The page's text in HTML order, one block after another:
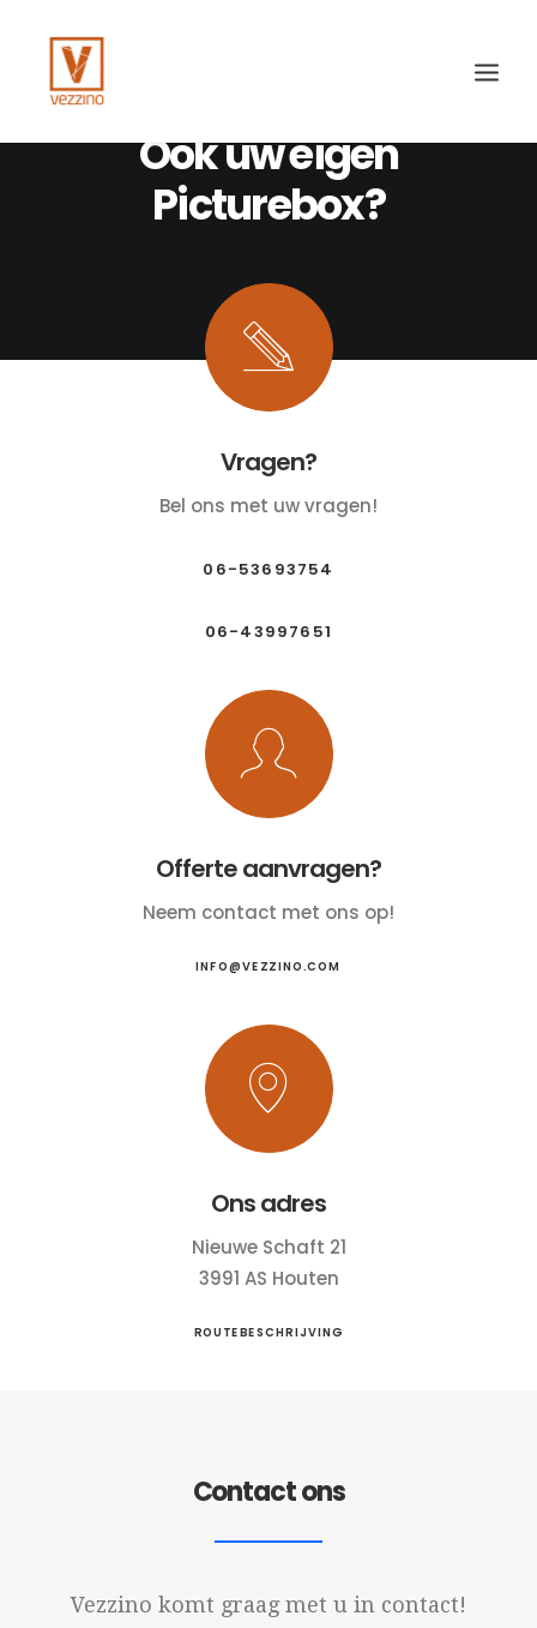
Search
Ook uw eigen
Picturebox?
Vragen?
Bel ons met uw vragen!
06-53693754
06-43997651
Offerte aanvragen?
Neem contact met ons op!
INFO@VEZZINO.COM
Ons adres
Nieuwe Schaft 21
3991 AS Houten
ROUTEBESCHRIJVING
Contact ons
Vezzino komt graag met u in contact!